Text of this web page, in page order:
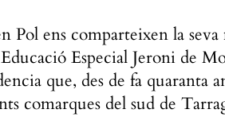
Pol ens comparteixen la
Especial Jeroni de
que, des de fa quaranta
comarques del sud de